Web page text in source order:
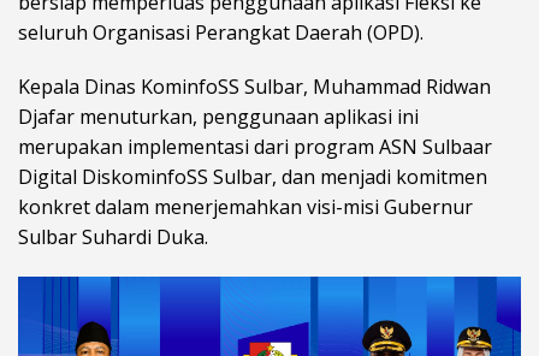
seluruh Organisasi Perangkat Daerah (OPD).
Kepala Dinas KominfoSS Sulbar, Muhammad Ridwan
Djafar menuturkan, penggunaan aplikasi ini
merupakan implementasi dari program ASN Sulbaar
Digital DiskominfoSS Sulbar, dan menjadi komitmen
konkret dalam menerjemahkan visi-misi Gubernur
Sulbar Suhardi Duka.